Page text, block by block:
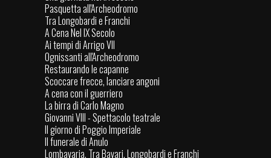
Pasquetta all'Archeodromo
Tra Longobardi e Franchi
A Cena Nel IX Secolo
Ai tempi di Arrigo VII
Ognissanti all'Archeodromo
Restaurando le capanne
Scoccare frecce, lanciare angoni
A cena con il guerriero
La birra di Carlo Magno
Giovanni VIII - Spettacolo teatrale
Il giorno di Poggio Imperiale
Il funerale di Anulo
Lombavaria. Tra Bavari, Longobardi e Franchi